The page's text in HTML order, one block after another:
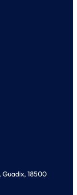
Guadix, 18500